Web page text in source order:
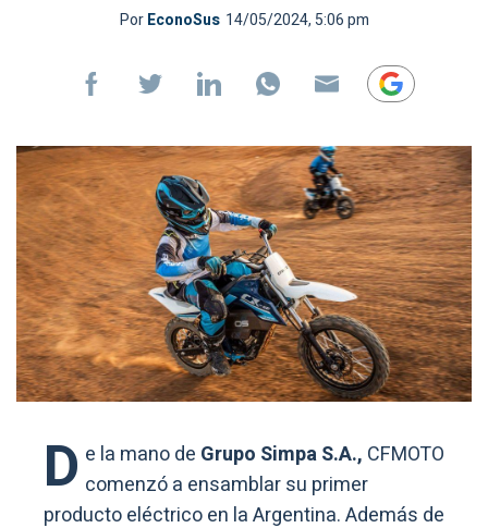
PorEconoSus 14/05/2024, 5:06 pm
D e la mano de Grupo Simpa S.A., CFMOTO
comenzó a ensamblar su primer
producto eléctrico en la Argentina. Además de